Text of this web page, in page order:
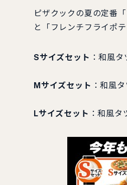
ピザクックの夏の定番
と「フレンチフライポ
Sサイズセット ：和風
Mサイズセット ：和風
Lサイズセット ：和風